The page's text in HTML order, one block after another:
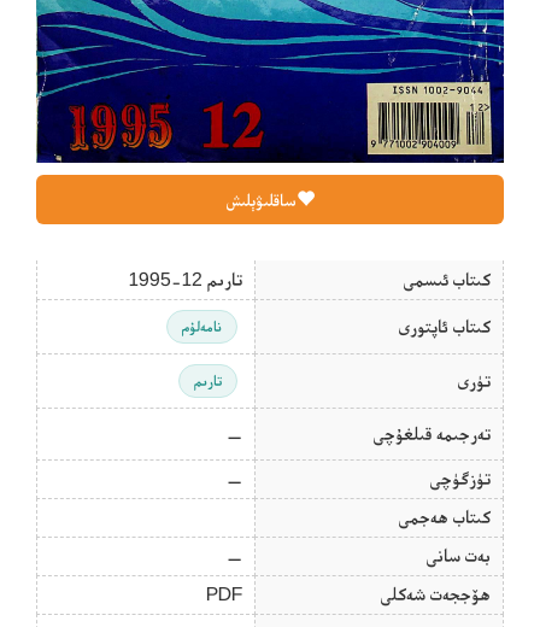
ساقلىۋېلىش
كىتاب ئىسمى تارىم 12-1995
كىتاب ئاپتورى نامەلۇم
تۈرى تارىم
تەرجىمە قىلغۇچى —
تۈزگۈچى
—
كىتاب ھەجمى
بەت سانى
—
ھۆججەت شەكلى
PDF